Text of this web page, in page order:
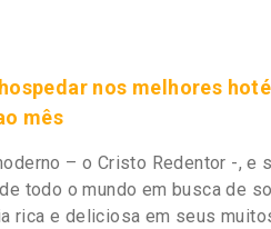
nos melhores
mês
– o Cristo Redentor -, e
todo o mundo em busca de
rica e deliciosa em seus